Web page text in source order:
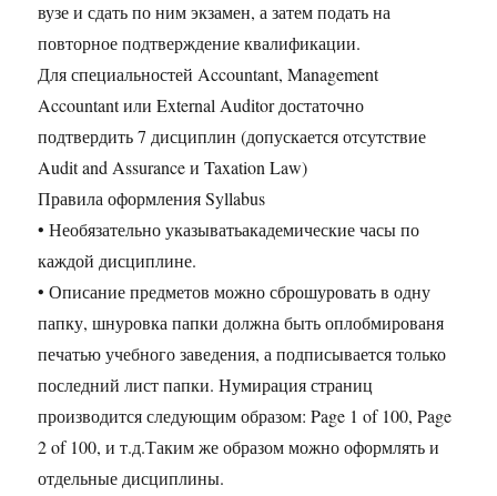
вузе и сдать по ним экзамен, а затем подать на
повторное подтверждение квалификации.
Для специальностей Accountant, Management
Accountant или External Auditor достаточно
подтвердить 7 дисциплин (допускается отсутствие
Audit and Assurance и Taxation Law)
Правила оформления Syllabus
• Необязательно указыватьакадемические часы по
каждой дисциплине.
• Описание предметов можно сброшуровать в одну
папку, шнуровка папки должна быть оплобмированя
печатью учебного заведения, а подписывается только
последний лист папки. Нумирация страниц
производится следующим образом: Page 1 of 100, Page
2 of 100, и т.д.Таким же образом можно оформлять и
отдельные дисциплины.